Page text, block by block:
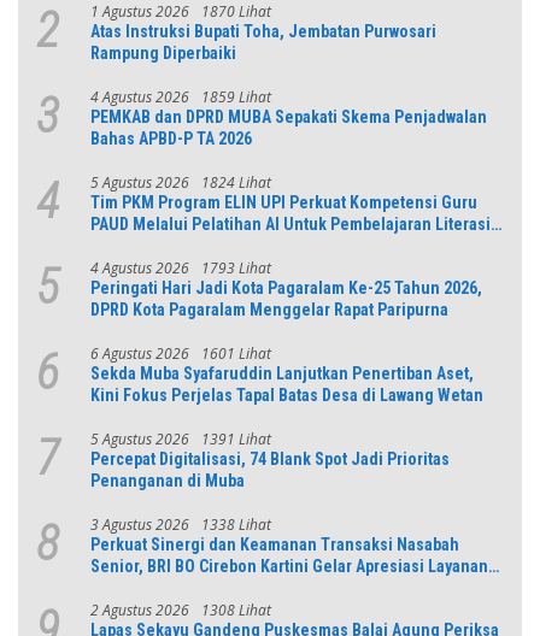
2 1 Agustus 2026 1870 Lihat
Atas Instruksi Bupati Toha, Jembatan Purwosari
Rampung Diperbaiki
3 4 Agustus 2026 1859 Lihat
PEMKAB dan DPRD MUBA Sepakati Skema Penjadwalan
Bahas APBD-P TA 2026
4 5 Agustus 2026 1824 Lihat
Tim PKM Program ELIN UPI Perkuat Kompetensi Guru
PAUD Melalui Pelatihan AI Untuk Pembelajaran Literasi
5 4 Agustus 2026 1793 Lihat
Peringati Hari Jadi Kota Pagaralam Ke-25 Tahun 2026,
DPRD Kota Pagaralam Menggelar Rapat Paripurna
6 6 Agustus 2026 1601 Lihat
Sekda Muba Syafaruddin Lanjutkan Penertiban Aset,
Kini Fokus Perjelas Tapal Batas Desa di Lawang Wetan
7 5 Agustus 2026 1391 Lihat
Percepat Digitalisasi, 74 Blank Spot Jadi Prioritas
Penanganan di Muba
8 3 Agustus 2026 1338 Lihat
Perkuat Sinergi dan Keamanan Transaksi Nasabah
Senior, BRI BO Cirebon Kartini Gelar Apresiasi Layanan
2 Agustus 2026 1308 Lihat
Lapas Sekayu Gandeng Puskesmas Balai Agung Periksa